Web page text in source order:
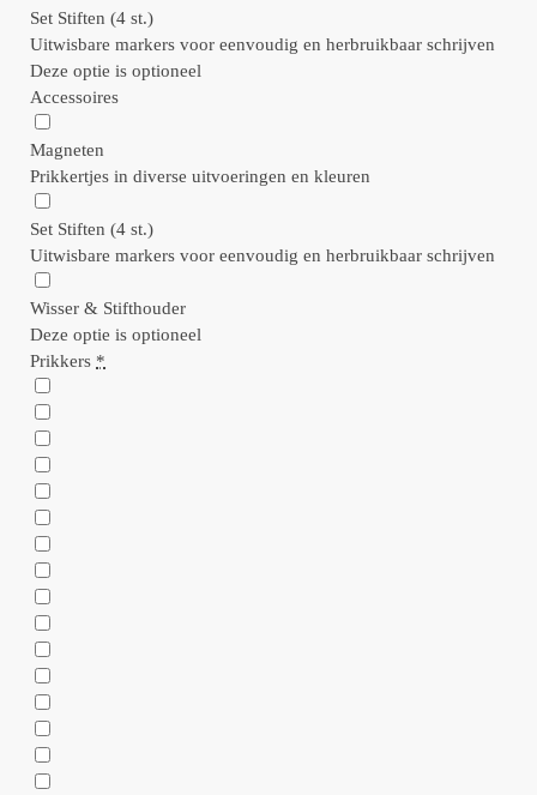
Set Stiften (4 st.)
Uitwisbare markers voor eenvoudig en herbruikbaar schrijven
Deze optie is optioneel
Accessoires
Magneten
Prikkertjes in diverse uitvoeringen en kleuren
Set Stiften (4 st.)
Uitwisbare markers voor eenvoudig en herbruikbaar schrijven
Wisser & Stifthouder
Deze optie is optioneel
Prikkers *